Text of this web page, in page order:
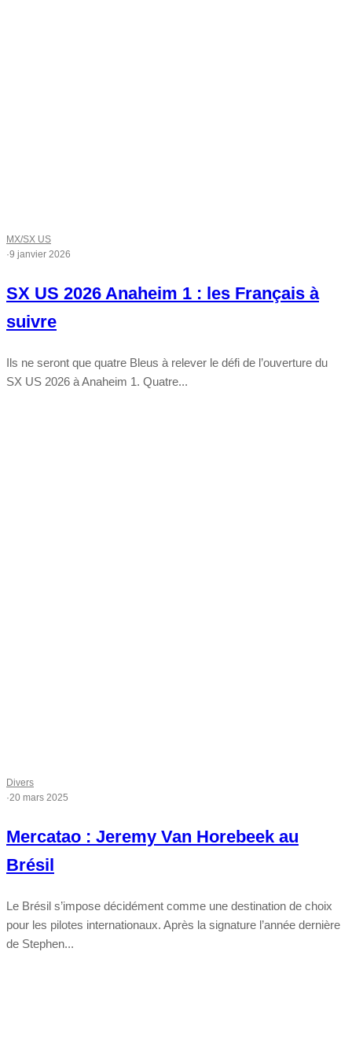
MX/SX US
·9 janvier 2026
SX US 2026 Anaheim 1 : les Français à
suivre
Ils ne seront que quatre Bleus à relever le défi de l’ouverture du
SX US 2026 à Anaheim 1. Quatre...
Divers
·20 mars 2025
Mercatao : Jeremy Van Horebeek au
Brésil
Le Brésil s’impose décidément comme une destination de choix
pour les pilotes internationaux. Après la signature l’année dernière
de Stephen...